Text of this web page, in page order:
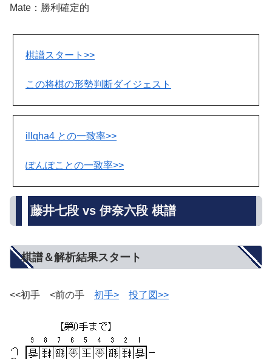
Mate：勝利確定的
棋譜スタート>>
この将棋の形勢判断ダイジェスト
illqha4 との一致率>>
ぽんぽことの一致率>>
藤井七段 vs 伊奈六段 棋譜
棋譜＆解析結果スタート
<<初手 <前の手 初手> 投了図>>